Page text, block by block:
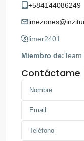
+584144086249
limer2401
Miembro de:
Contáctame